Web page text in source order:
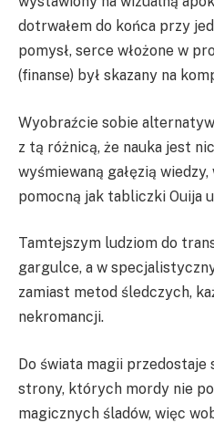
dotrwałem do końca przy
pomysł, serce włożone w
(finanse) był skazany na
Wyobraźcie sobie
z tą różnicą, że nauka jest
wyśmiewaną gałęzią
pomocną jak tabliczki Ouija
Tamtejszym ludziom do
gargulce, a w
zamiast metod śledczych,
nekromancji.
Do świata magii przedostaje
strony, których mordy nie
magicznych śladów, więc